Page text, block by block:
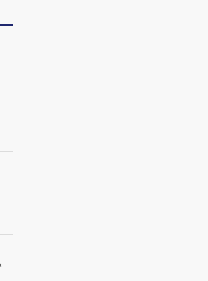
｜不考竞赛的王虹、